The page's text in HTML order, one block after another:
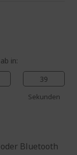
in:
38
Sekunden
Bluetooth